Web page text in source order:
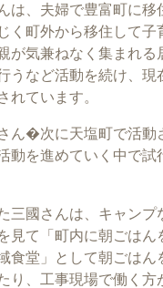
は、夫婦で豊富町に
く町外から移住して
が気兼ねなく集まれる
うなど活動を続け、
れています。
ん�次に天塩町で活動
動を進めていく中で
三國さんは、キャン
見て「町内に朝ごは
食堂」として朝ごは
り、工事現場で働く